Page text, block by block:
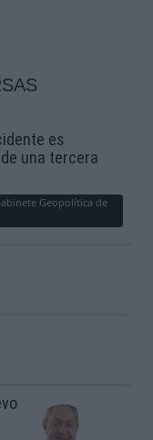
es
una tercera
Geopolítica de